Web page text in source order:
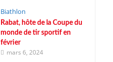
Biathlon
Rabat, hôte de la Coupe du
monde de tir sportif en
février
mars 6, 2024